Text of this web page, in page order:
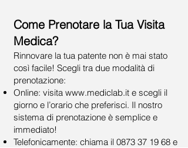
Come Prenotare la Tua Visita
Medica?
Rinnovare la tua patente non è mai stato
così facile! Scegli tra due modalità di
prenotazione:
Online: visita www.mediclab.it e scegli il
giorno e l’orario che preferisci. Il nostro
sistema di prenotazione è semplice e
immediato!
Telefonicamente: chiama il 0873 37 19 68 e